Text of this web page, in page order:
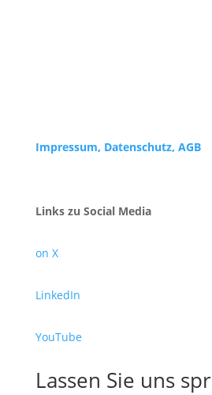
Impressum, Datenschutz, AGB
Links zu Social Media
on X
LinkedIn
YouTube
Lassen Sie uns